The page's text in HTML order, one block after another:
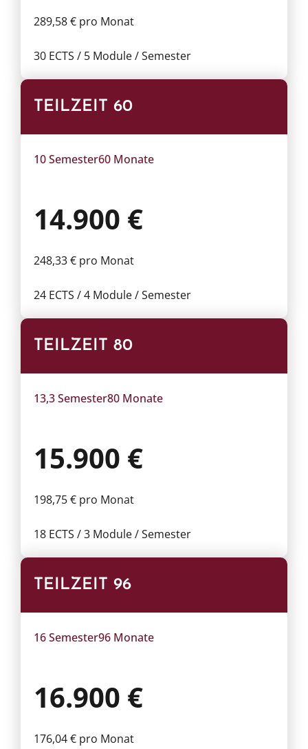
289,58 € pro Monat
30 ECTS / 5 Module / Semester
TEILZEIT 60
10 Semester60 Monate
14.900 €
248,33 € pro Monat
24 ECTS / 4 Module / Semester
TEILZEIT 80
13,3 Semester80 Monate
15.900 €
198,75 € pro Monat
18 ECTS / 3 Module / Semester
TEILZEIT 96
16 Semester96 Monate
16.900 €
176,04 € pro Monat